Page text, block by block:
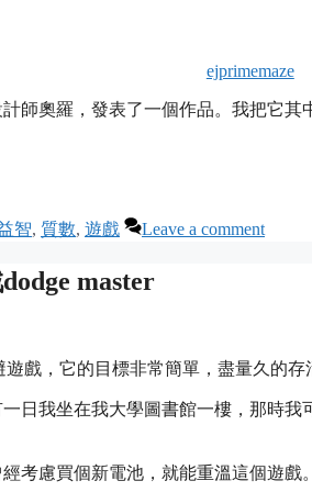
ejprimemaze
師奧羅，發表了一個作品。我把它其
智, 質數, 遊戲 Leave a comment
master
戲，它的目標非常簡單，盡量久的存
日我坐在我大學圖書館一樓，那時
考慮買個新電池，就能重溫這個遊